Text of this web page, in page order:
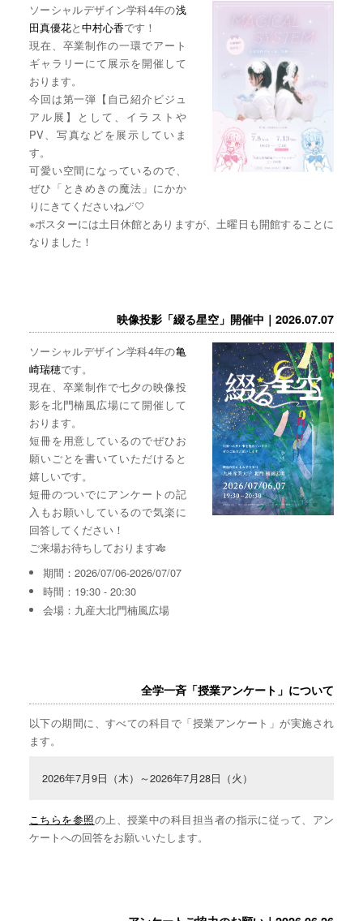
ソーシャルデザイン学科4年の浅
田真優花と中村心香です！
現在、卒業制作の一環でアート
ギャラリーにて展示を開催して
おります。
今回は第一弾【自己紹介ビジュ
アル展】として、イラストや
PV、写真などを展示していま
す。
可愛い空間になっているので、
ぜひ「ときめきの魔法」にかか
りにきてくださいね🪄🤍
※ポスターには土日休館とありますが、土曜日も開館することに
なりました！
映像投影「綴る星空」開催中｜2026.07.07
ソーシャルデザイン学科4年の亀
崎瑞穂です。
現在、卒業制作で七夕の映像投
影を北門楠風広場にて開催して
おります。
短冊を用意しているのでぜひお
願いごとを書いていただけると
嬉しいです。
短冊のついでにアンケートの記
入もお願いしているので気楽に
回答してください！
ご来場お待ちしております🎋
期間：2026/07/06-2026/07/07
時間：19:30 - 20:30
会場：九産大北門楠風広場
全学一斉「授業アンケート」について
以下の期間に、すべての科目で「授業アンケート」が実施され
ます。
2026年7月9日（木）～2026年7月28日（火）
こちらを参照の上、授業中の科目担当者の指示に従って、アン
ケートへの回答をお願いいたします。